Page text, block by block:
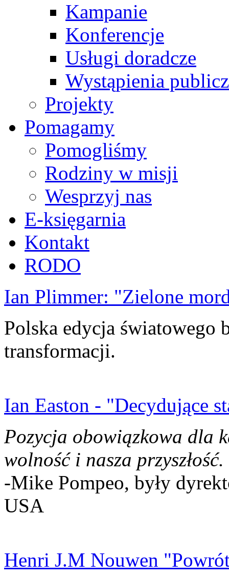
Kampanie
Konferencje
Usługi doradcze
Wystąpienia
Projekty
Pomagamy
Pomogliśmy
Rodziny w misji
Wesprzyj nas
E-księgarnia
Kontakt
RODO
Ian Plimmer: "Zielone
Polska edycja światowego
transformacji.
Ian Easton - "Decydujące
Pozycja obowiązkowa dla
wolność i nasza przyszłość.
-Mike Pompeo, były
USA
Henri J.M Nouwen